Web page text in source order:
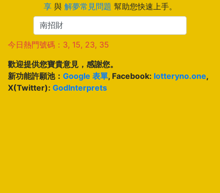
享與 解夢常見問題 幫助您快速上手。
今日熱門號碼：3, 15, 23, 35
歡迎提供您寶貴意見，感謝您。
新功能許願池： Google 表單, Facebook: lotteryno.one,
X(Twitter): GodInterprets